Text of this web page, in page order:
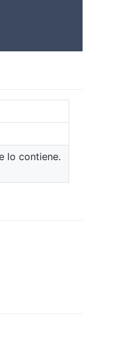
lo contiene.